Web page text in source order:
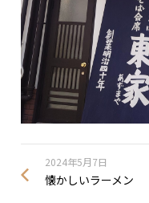
2024年5月7日
懐かしいラーメン